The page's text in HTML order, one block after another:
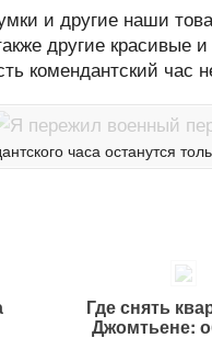
и другие наши
другие
комендантский час
часа останутся
Где снять
Джомтьене: